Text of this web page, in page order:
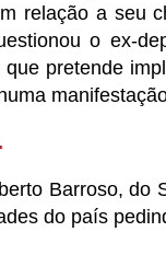
relação a seu
o ex-
pretende
Barroso, do
do país